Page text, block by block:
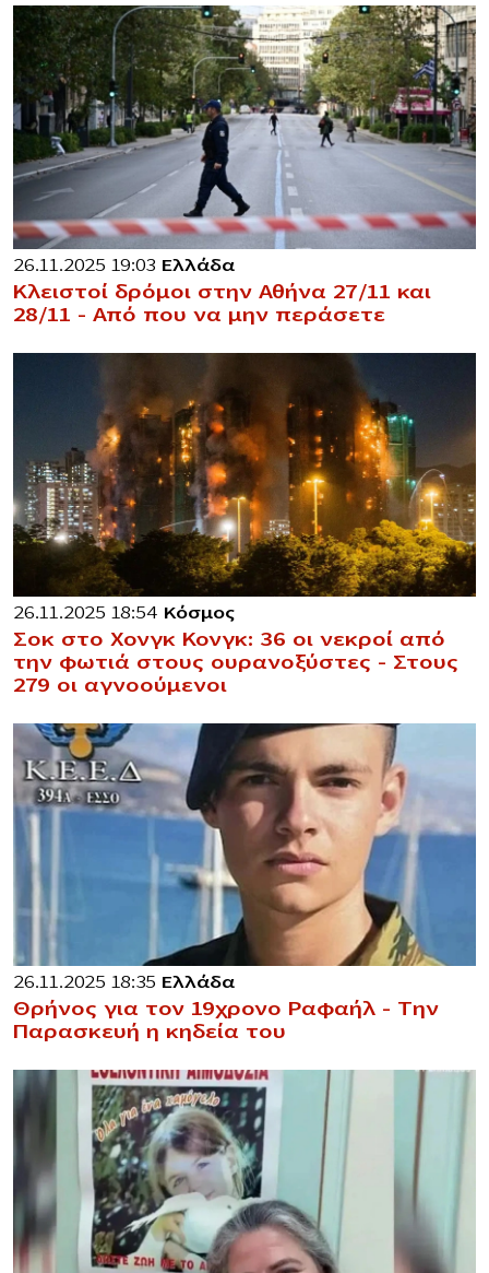
26.11.2025 19:03 Ελλάδα
Κλειστοί δρόμοι στην Αθήνα 27/11 και
28/11 – Από που να μην περάσετε
26.11.2025 18:54 Κόσμος
Σοκ στο Χονγκ Κονγκ: 36 οι νεκροί από
την φωτιά στους ουρανοξύστες – Στους
279 οι αγνοούμενοι
26.11.2025 18:35 Ελλάδα
Θρήνος για τον 19χρονο Ραφαήλ – Την
Παρασκευή η κηδεία του